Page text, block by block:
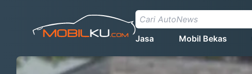
Jasa Mobil Bekas